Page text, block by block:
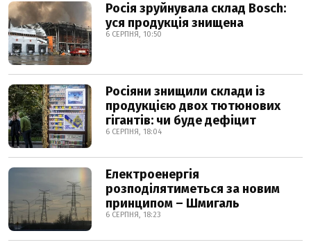
Росія зруйнувала склад Bosch:
уся продукція знищена
6 СЕРПНЯ, 10:50
Росіяни знищили склади із
продукцією двох тютюнових
гігантів: чи буде дефіцит
6 СЕРПНЯ, 18:04
Електроенергія
розподілятиметься за новим
принципом – Шмигаль
6 СЕРПНЯ, 18:23